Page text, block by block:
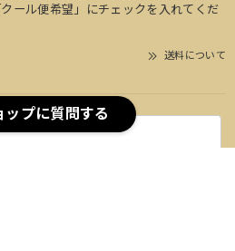
ール便希望」にチェックを入れてくだ
送料について
ップに質問する